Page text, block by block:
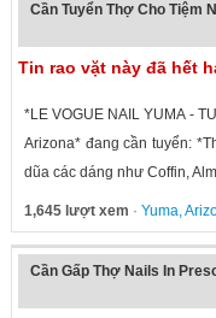
Cần Tuyển Thợ Cho Tiệm
Tin rao vặt này đã hết
*LE VOGUE NAIL YUMA -
Arizona* đang cần tuyển:
dũa các dáng như Coffin,
1,645 lượt xem · Yuma,
Cần Gấp Thợ Nails In